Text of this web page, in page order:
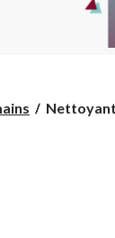
Nettoyant